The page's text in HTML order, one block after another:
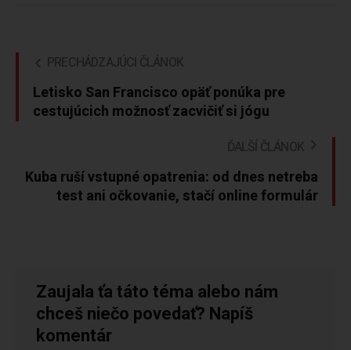
PRECHÁDZAJÚCI ČLÁNOK
Letisko San Francisco opäť ponúka pre
cestujúcich možnosť zacvičiť si jógu
ĎALŠÍ ČLÁNOK
Kuba ruší vstupné opatrenia: od dnes netreba
test ani očkovanie, stačí online formulár
Zaujala ťa táto téma alebo nám
chceš niečo povedať? Napíš
komentár